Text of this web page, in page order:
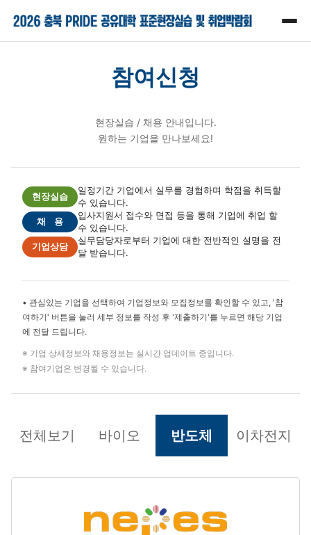
참여신청
현장실습 / 채용 안내입니다.
원하는 기업을 만나보세요!
현장실습
일정기간 기업에서 실무를 경험하며 학점을 취득할
수 있습니다.
채 용
입사지원서 접수와 면접 등을 통해 기업에 취업 할
수 있습니다.
기업상담
실무담당자로부터 기업에 대한 전반적인 설명을 전
달 받습니다.
• 관심있는 기업을 선택하여 기업정보와 모집정보를 확인할 수 있고, '참
여하기' 버튼을 눌러 세부 정보를 작성 후 '제출하기'를 누르면 해당 기업
에 전달 드립니다.
※ 기업 상세정보와 채용정보는 실시간 업데이트 중입니다.
※ 참여기업은 변경될 수 있습니다.
전체보기 바이오 반도체 이차전지